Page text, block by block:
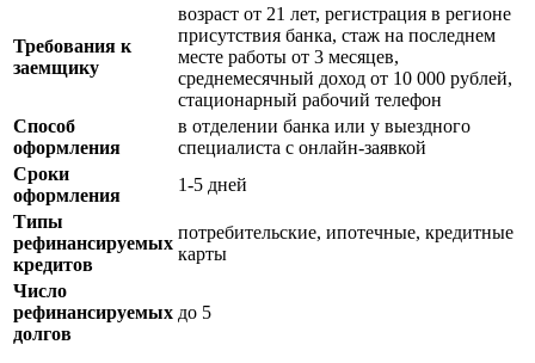
Требования к
заемщику
возраст от 21 лет, регистрация в регионе
присутствия банка, стаж на последнем
месте работы от 3 месяцев,
среднемесячный доход от 10 000 рублей,
стационарный рабочий телефон
Способ
оформления
в отделении банка или у выездного
специалиста с онлайн-заявкой
Сроки
оформления
1-5 дней
Типы
рефинансируемых
кредитов
потребительские, ипотечные, кредитные
карты
Число
рефинансируемых
долгов
до 5